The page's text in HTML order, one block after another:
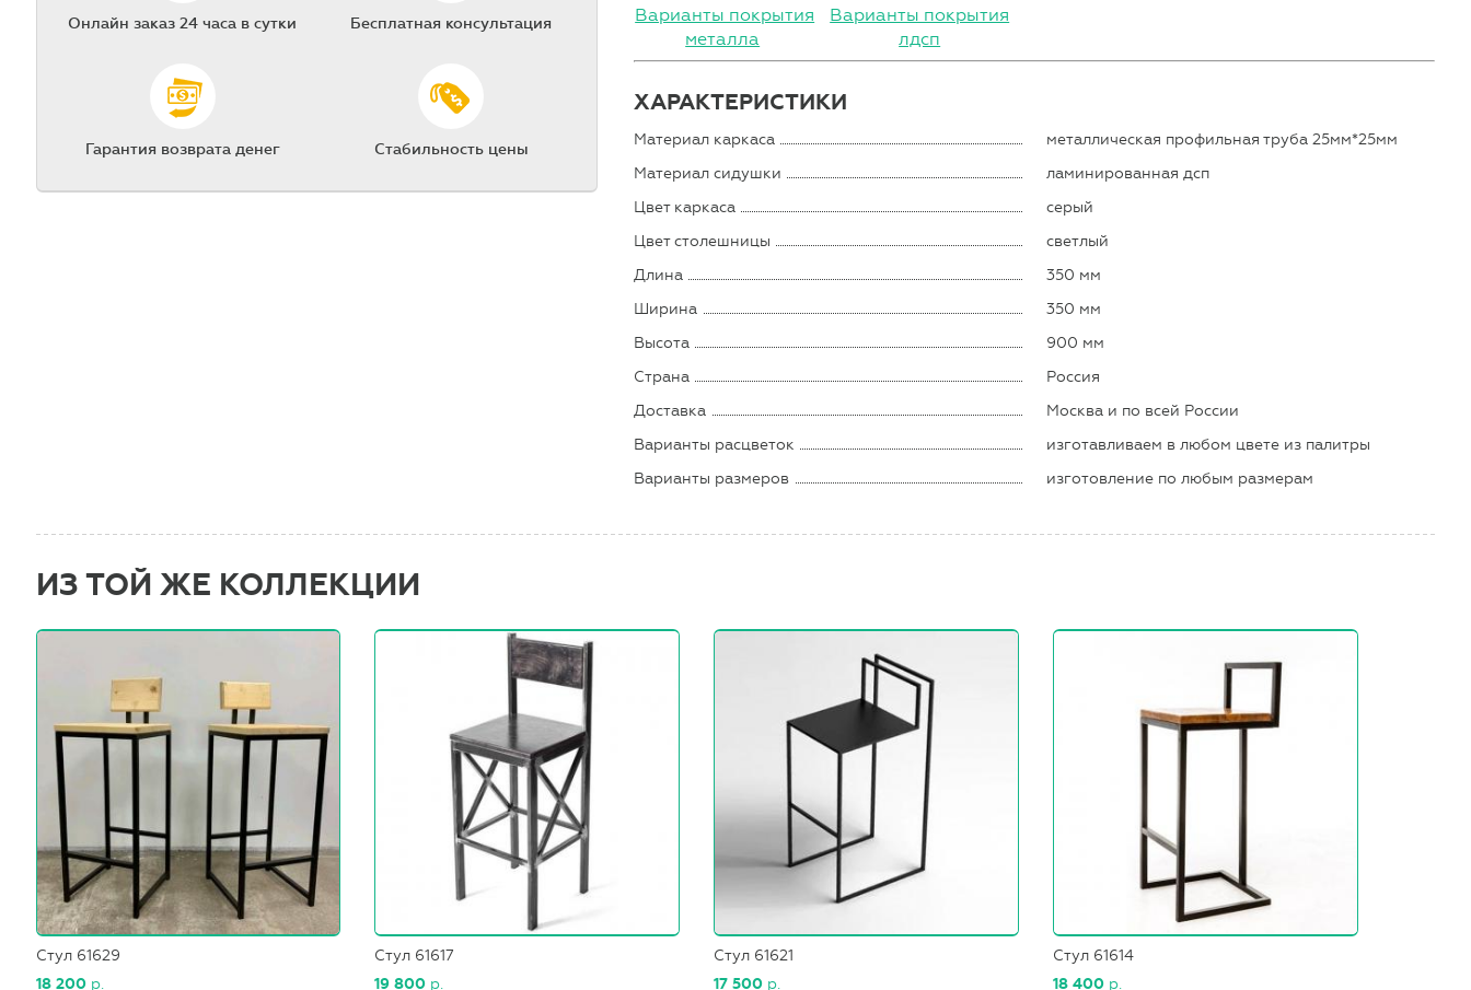
Онлайн заказ 24 часа в сутки Бесплатная консультация
Гарантия возврата денег Стабильность цены
Варианты покрытия
металла
Варианты покрытия
лдсп
ХАРАКТЕРИСТИКИ
Материал каркаса
металлическая профильная труба 25мм*25мм
Материал сидушки
ламинированная дсп
Цвет каркаса
серый
Цвет столешницы
светлый
Длина
350 мм
Ширина
350 мм
Высота
900 мм
Страна
Россия
Доставка
Москва и по всей России
Варианты расцветок
изготавливаем в любом цвете из палитры
Варианты размеров
изготовление по любым размерам
ИЗ ТОЙ ЖЕ КОЛЛЕКЦИИ
Стул 61629
18 200 р.
Стул 61617
19 800 р.
Стул 61621
17 500 р.
Стул 61614
18 400 р.